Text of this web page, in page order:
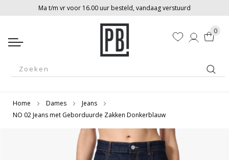
Ma t/m vr voor 16.00 uur besteld, vandaag verstuurd
0
Home Dames
Jeans
NO 02 Jeans met Geborduurde Zakken Donkerblauw